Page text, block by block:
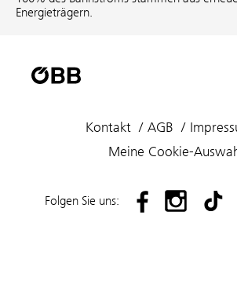
Energieträgern.
Kontakt AGB
Meine Cookie-
Folgen Sie uns: